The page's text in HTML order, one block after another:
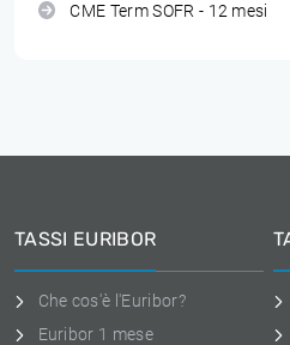
CME Term SOFR - 12 mesi
TASSI EURIBOR
Che cos'è l'Euribor?
Euribor 1 mese